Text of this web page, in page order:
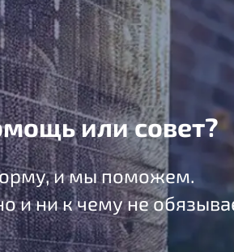
или совет?
и мы поможем.
и ни к чему не